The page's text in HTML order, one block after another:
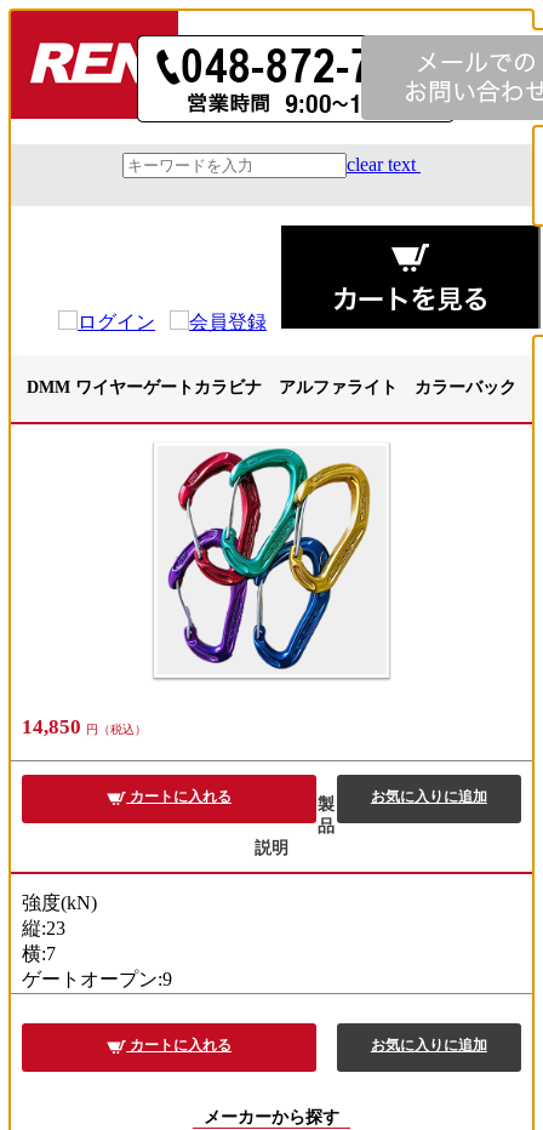
clear text
DMM ワイヤーゲートカラビナ アルファライト カラーバック
14,850 円（税込）
カートに入れる お気に入りに追加
製
品
説明
強度(kN)
縦:23
横:7
ゲートオープン:9
カートに入れる お気に入りに追加
メーカーから探す